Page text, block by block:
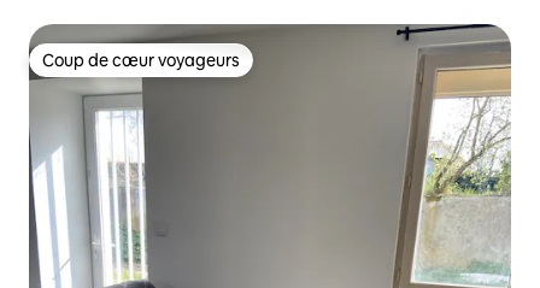
Coup de cœur voyageurs
Coup de cœur voyageurs